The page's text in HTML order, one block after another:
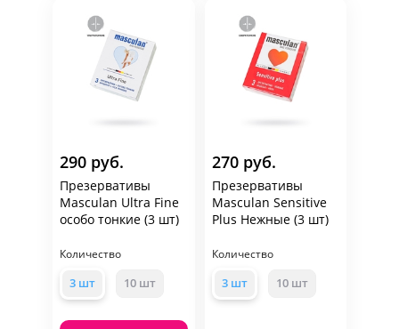
290 руб.
Презервативы
Masculan Ultra Fine
особо тонкие (3 шт)
Количество
3 шт 10 шт
270 руб.
Презервативы
Masculan Sensitive
Plus Нежные (3 шт)
Количество
3 шт 10 шт